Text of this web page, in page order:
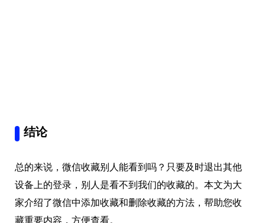
结论
总的来说，微信收藏别人能看到吗？只要及时退出其他
设备上的登录，别人是看不到我们的收藏的。本文为大
家介绍了微信中添加收藏和删除收藏的方法，帮助您收
藏重要内容，方便查看。